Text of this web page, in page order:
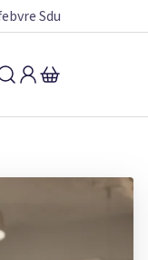
Sdu